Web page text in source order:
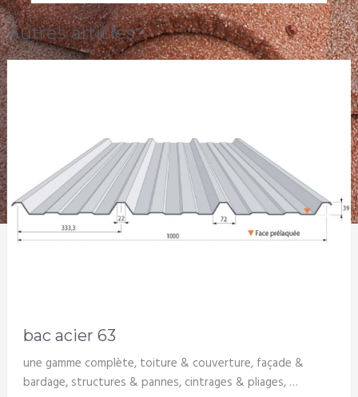
Autres articles
bac acier 63
une gamme complète, toiture & couverture, façade &
bardage, structures & pannes, cintrages & pliages, …